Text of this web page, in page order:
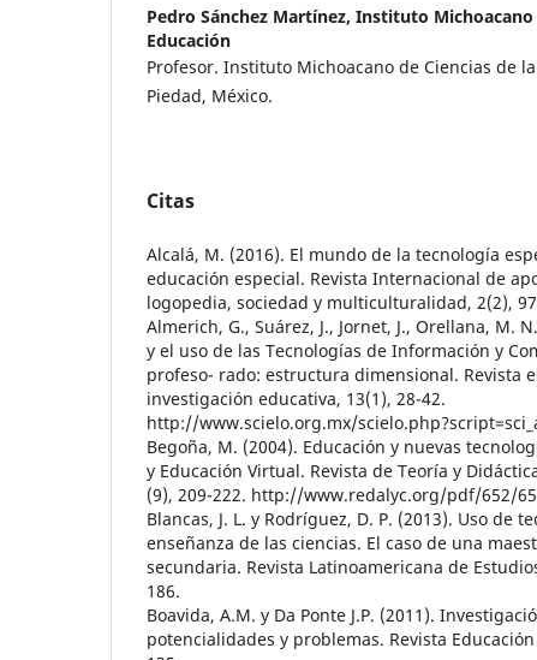
Pedro Sánchez Martínez, Instituto Michoacano
Educación
Profesor. Instituto Michoacano de Ciencias de
Piedad, México.
Citas
Alcalá, M. (2016). El mundo de la tecnología
educación especial. Revista Internacional de
logopedia, sociedad y multiculturalidad, 2(2),
Almerich, G., Suárez, J., Jornet, J., Orellana, M.
y el uso de las Tecnologías de Información y
profeso- rado: estructura dimensional. Revista
investigación educativa, 13(1), 28-42.
http://www.scielo.org.mx/
Begoña, M. (2004). Educación y nuevas
y Educación Virtual. Revista de Teoría y
(9), 209-222. http://www.redalyc.org/pdf/652/
Blancas, J. L. y Rodríguez, D. P. (2013). Uso de
enseñanza de las ciencias. El caso de una
secundaria. Revista Latinoamericana de
186.
Boavida, A.M. y Da Ponte J.P. (2011).
potencialidades y problemas. Revista